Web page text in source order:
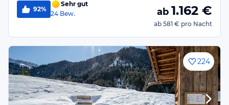
92%
Sehr gut
24 Bew. ab 1.162 €
ab 581 € pro Nacht
224